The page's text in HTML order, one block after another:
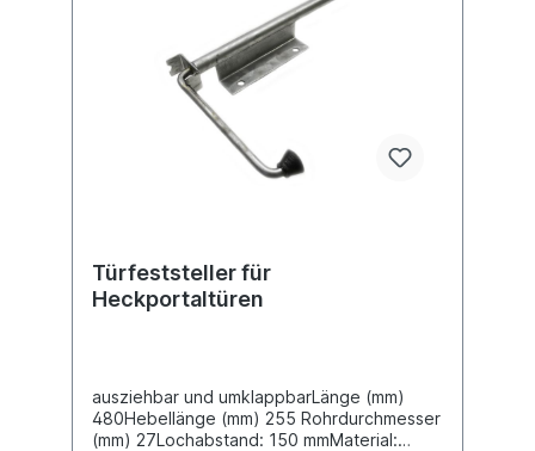
Türfeststeller für
Heckportaltüren
ausziehbar und umklappbarLänge (mm)
480Hebellänge (mm) 255 Rohrdurchmesser
(mm) 27Lochabstand: 150 mmMaterial: